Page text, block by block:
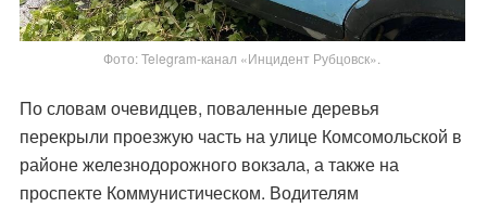
Фото: Telegram-канал «Инцидент Рубцовск».
По словам очевидцев, поваленные деревья
перекрыли проезжую часть на улице Комсомольской в
районе железнодорожного вокзала, а также на
проспекте Коммунистическом. Водителям